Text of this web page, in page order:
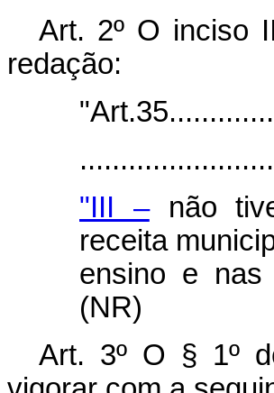
Art. 2º O inciso
redação:
"III –não
receita
ensino e nas
(NR)
Art. 3º O § 1º